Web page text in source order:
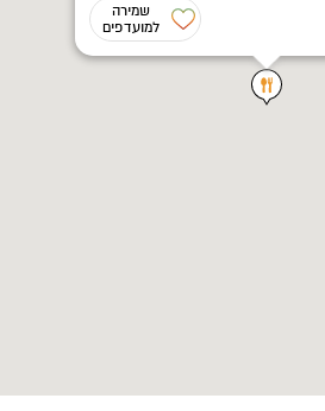
שמירה
למועדפים